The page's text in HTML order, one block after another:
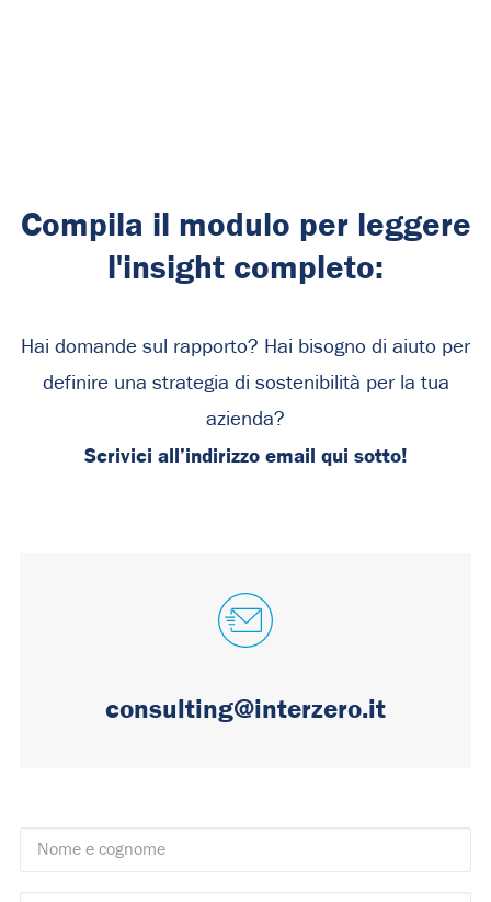
Compila il modulo per leggere
l'insight completo:
Hai domande sul rapporto? Hai bisogno di aiuto per
definire una strategia di sostenibilità per la tua
azienda?
Scrivici all’indirizzo email qui sotto!
consulting@interzero.it